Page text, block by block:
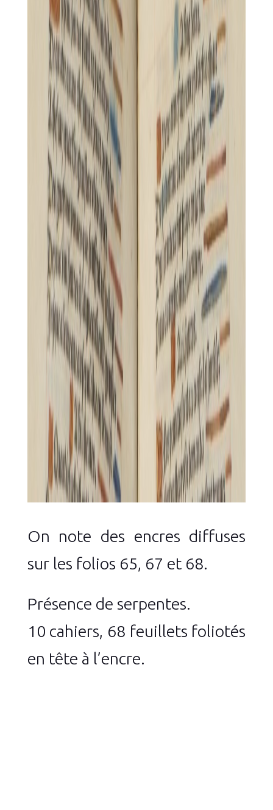
On note des encres diffuses
sur les folios 65, 67 et 68.
Présence de serpentes.
10 cahiers, 68 feuillets foliotés
en tête à l’encre.